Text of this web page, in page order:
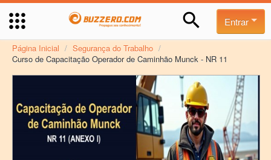
Entrar
Página Inicial / Segurança do Trabalho /
Curso de Capacitação Operador de Caminhão Munck - NR 11